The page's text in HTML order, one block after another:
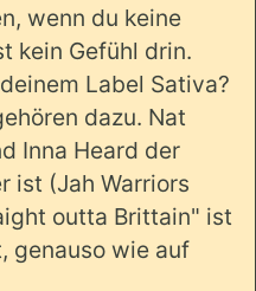
wenn du keine
kein Gefühl drin.
Label Sativa?
dazu. Nat
Inna Heard der
ist (Jah Warriors
outta Brittain" ist
genauso wie auf